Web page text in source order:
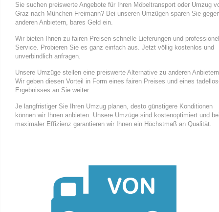
Sie suchen preiswerte Angebote für Ihren Möbeltransport oder Umzug
Graz nach München Freimann? Bei unseren Umzügen sparen Sie
anderen Anbietern, bares Geld ein.
Wir bieten Ihnen zu fairen Preisen schnelle Lieferungen und
Service. Probieren Sie es ganz einfach aus. Jetzt völlig kostenlos und
unverbindlich anfragen.
Unsere Umzüge stellen eine preiswerte Alternative zu anderen
Wir geben diesen Vorteil in Form eines fairen Preises und eines
Ergebnisses an Sie weiter.
Je langfristiger Sie Ihren Umzug planen, desto günstigere Konditionen
können wir Ihnen anbieten. Unsere Umzüge sind kostenoptimiert und
maximaler Effizienz garantieren wir Ihnen ein Höchstmaß an Qualität.